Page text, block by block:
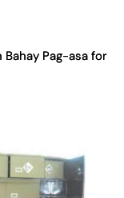
Pag-asa for